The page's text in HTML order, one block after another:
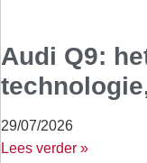
Audi Q9:
29/07/2026
Lees verder »